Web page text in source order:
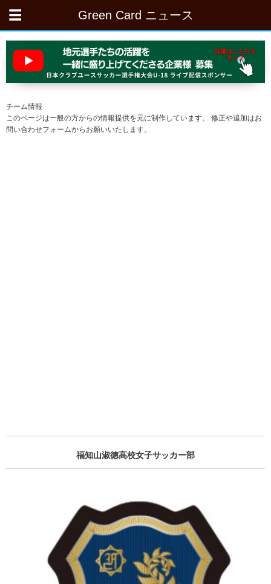
Green Card ニュース
チーム情報
このページは一般の方からの情報提供を元に制作しています。 修正や追加はお
問い合わせフォームからお願いいたします。
福知山淑徳高校女子サッカー部